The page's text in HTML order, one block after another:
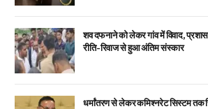
शव दफनाने को लेकर गांव में विवाद,
रीति-रिवाज से हुआ अंतिम संस्कार
धर्मांतरण से लेकर कमिश्नरेट सिस्टम तक